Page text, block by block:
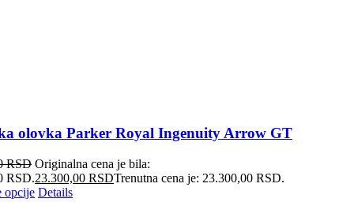
olovka Parker Royal Ingenuity Arrow GT
RSD Originalna cena je bila:
RSD.23.300,00 RSDTrenutna cena je: 23.300,00 RSD.
opcije Details